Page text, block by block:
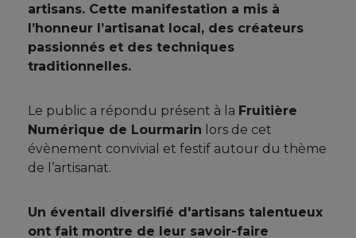
artisans. Cette manifestation a mis à
l’honneur l’artisanat local, des créateurs
passionnés et des techniques
traditionnelles.
Le public a répondu présent à la Fruitière
Numérique de Lourmarin lors de cet
évènement convivial et festif autour du thème
de l’artisanat.
Un éventail diversifié d'artisans talentueux
ont fait montre de leur savoir-faire